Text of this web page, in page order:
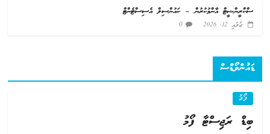
ސްކްރީންޝީޓް އާންމުކުރުން – ކައުންސިލް އެސިސްޓެންޓް
ޖުލައި 12, 2026 0
ޑައުންލޯޑްސް
ފޯމު
ބިޑް ރަޖިސްޓާ ފޯމު